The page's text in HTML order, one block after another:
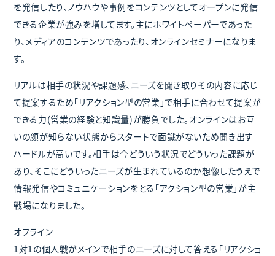
を発信したり、ノウハウや事例をコンテンツとしてオープンに発信
できる企業が強みを増してます。主にホワイトペーパーであった
り、メディアのコンテンツであったり、オンラインセミナーになりま
す。
リアルは相手の状況や課題感、ニーズを聞き取りその内容に応じ
て提案するため「リアクション型の営業」で相手に合わせて提案が
できる力(営業の経験と知識量)が勝負でした。オンラインはお互
いの顔が知らない状態からスタートで面識がないため聞き出す
ハードルが高いです。相手は今どういう状況でどういった課題が
あり、そこにどういったニーズが生まれているのか想像したうえで
情報発信やコミュニケーションをとる「アクション型の営業」が主
戦場になりました。
オフライン
1対1の個人戦がメインで相手のニーズに対して答える「リアクショ